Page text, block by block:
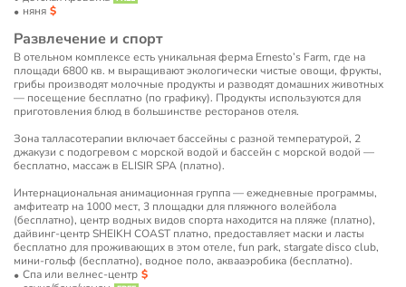
няня
Развлечение и спорт
В отельном комплексе есть уникальная ферма Ernesto’s Farm, где на
площади 6800 кв. м выращивают экологически чистые овощи, фрукты,
грибы производят молочные продукты и разводят домашних животных
— посещение бесплатно (по графику). Продукты используются для
приготовления блюд в большинстве ресторанов отеля.
Зона талласотерапии включает бассейны с разной температурой, 2
джакузи с подогревом с морской водой и бассейн с морской водой —
бесплатно, массаж в ELISIR SPA (платно).
Интернациональная анимационная группа — ежедневные программы,
амфитеатр на 1000 мест, 3 площадки для пляжного волейбола
(бесплатно), центр водных видов спорта находится на пляже (платно),
дайвинг-центр SHEIKH COAST платно, предоставляет маски и ласты
бесплатно для проживающих в этом отеле, fun park, stargate disco club,
мини-гольф (бесплатно), водное поло, аквааэробика (бесплатно).
Спа или велнес-центр